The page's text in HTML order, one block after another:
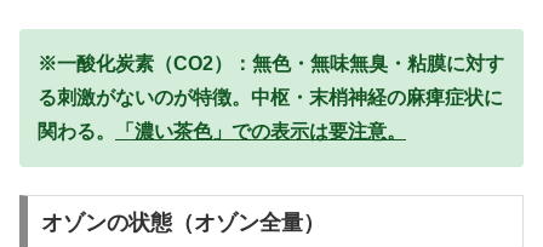
※一酸化炭素（CO2）：無色・無味無臭・粘膜に対す
る刺激がないのが特徴。中枢・末梢神経の麻痺症状に
関わる。
「濃い茶色」での表示は要注意。
オゾンの状態（オゾン全量）